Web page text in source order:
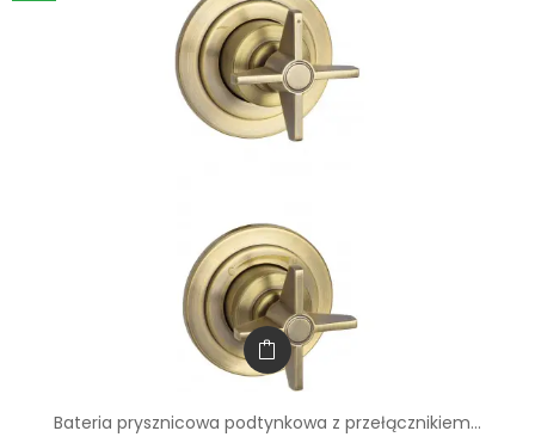
Bateria prysznicowa podtynkowa z przełącznikiem...